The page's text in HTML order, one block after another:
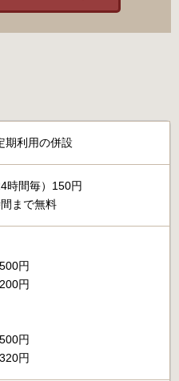
期利用の併設
時間毎）150円
まで無料
円
円
円
円